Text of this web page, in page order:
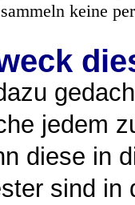
keine
jedem
diese in
sind in